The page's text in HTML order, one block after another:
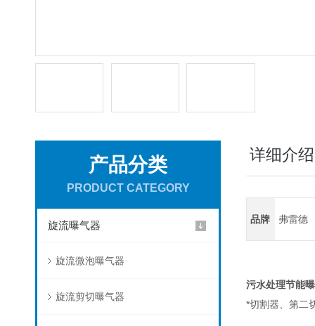
产品分类
PRODUCT CATEGORY
旋流曝气器
旋流微泡曝气器
旋流剪切曝气器
详细介绍
品牌 弗雷德
污水处理节能
*切割器、第二